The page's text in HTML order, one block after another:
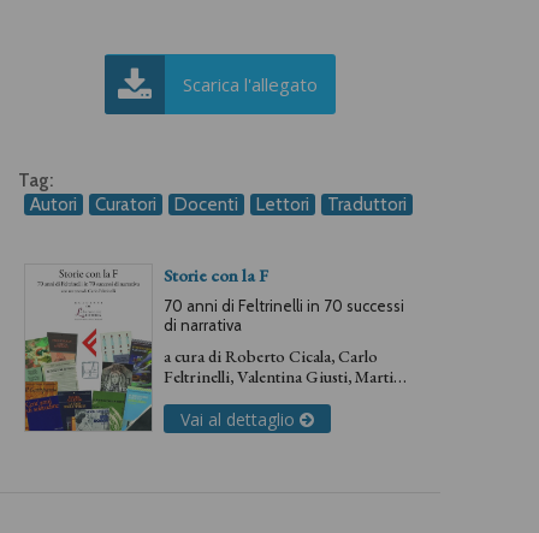
Scarica l'allegato
Tag:
Autori
Curatori Docenti Lettori Traduttori
Storie con la F
70 anni di Feltrinelli in 70 successi
di narrativa
a cura diRoberto Cicala,Carlo
Feltrinelli,Valentina Giusti,Martina
Vai al dettaglio